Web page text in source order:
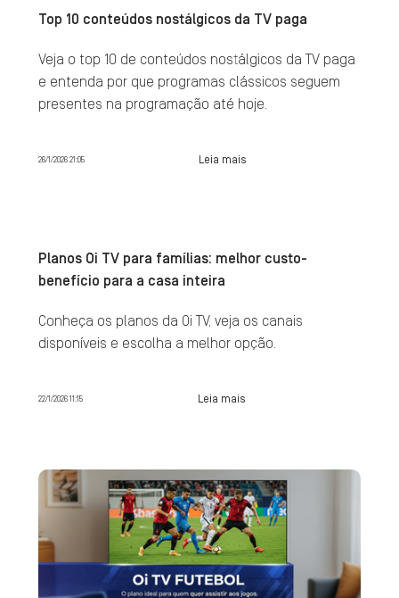
Top 10 conteúdos nostálgicos da TV paga
Veja o top 10 de conteúdos nostálgicos da TV paga
e entenda por que programas clássicos seguem
presentes na programação até hoje.
26/1/2026 21:05 Leia mais
Planos Oi TV para famílias: melhor custo-
benefício para a casa inteira
Conheça os planos da Oi TV, veja os canais
disponíveis e escolha a melhor opção.
22/1/2026 11:15 Leia mais